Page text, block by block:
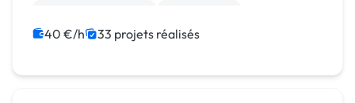
Gestion de projet
Charte graphique
40 €/h 33 projets réalisés